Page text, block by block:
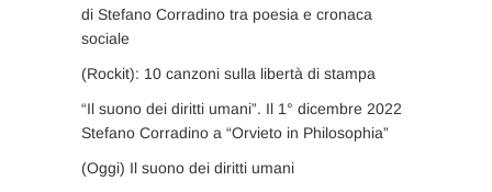
di Stefano Corradino tra poesia e cronaca
sociale
(Rockit): 10 canzoni sulla libertà di stampa
“Il suono dei diritti umani”. Il 1° dicembre 2022
Stefano Corradino a “Orvieto in Philosophia”
(Oggi) Il suono dei diritti umani